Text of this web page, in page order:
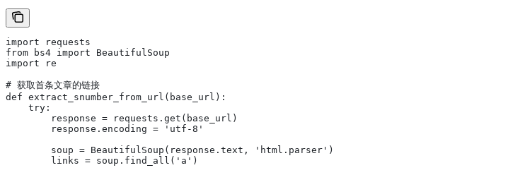
import requests
from bs4 import BeautifulSoup
import re
# 获取首条文章的链接
def extract_snumber_from_url(base_url):
    try:
        response = requests.get(base_url)
        response.encoding = 'utf-8'
        soup = BeautifulSoup(response.text, 'html.parser')
        links = soup.find_all('a')